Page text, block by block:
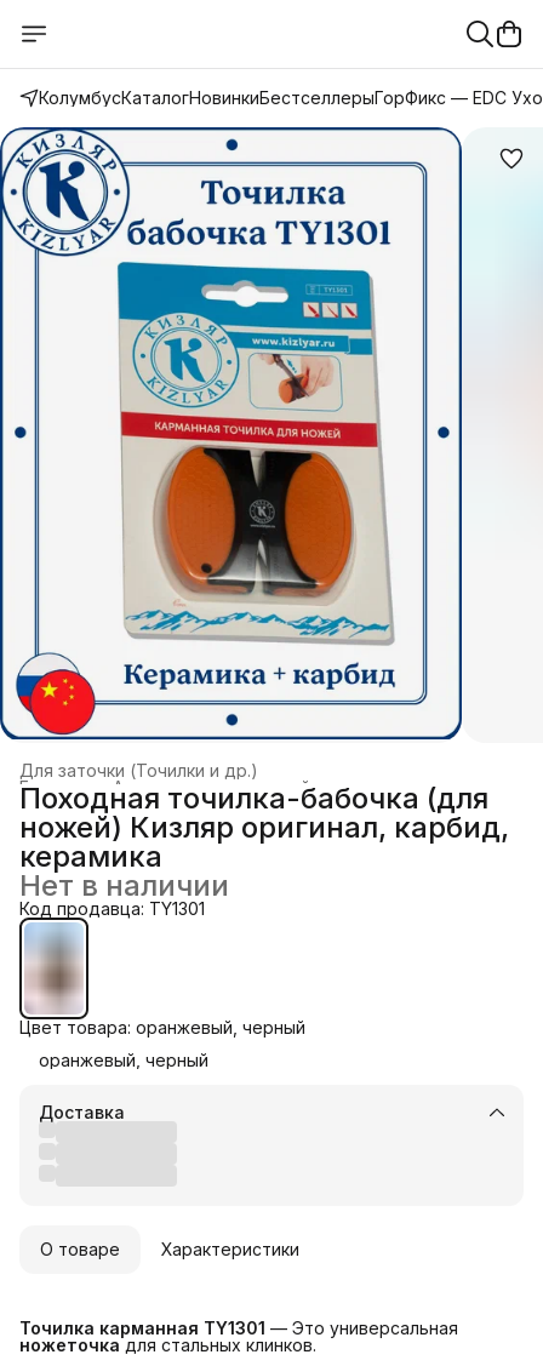
КолумбусКаталогНовинкиБестселлерыГорФикс — EDC
Для заточки (Точилки и др.)
Аксессуары для ножей и мультитулов
Главная
Походная точилка-бабочка (для
ножей) Кизляр оригинал, карбид,
керамика
Нет в наличии
Код продавца: TY1301
Цвет товара: оранжевый, черный
оранжевый, черный
Доставка
О товаре Характеристики
Точилка карманная TY1301 — Это универсальная
ножеточкадля стальных клинков.